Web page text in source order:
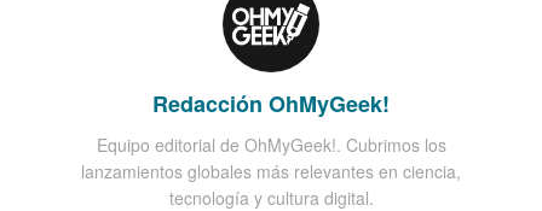
Redacción OhMyGeek!
Equipo editorial de OhMyGeek!. Cubrimos los
lanzamientos globales más relevantes en ciencia,
tecnología y cultura digital.